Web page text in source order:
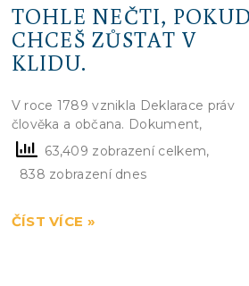
TOHLE NEČTI, POKUD
CHCEŠ ZŮSTAT V
KLIDU.
V roce 1789 vznikla Deklarace práv
člověka a občana. Dokument,
63,409 zobrazení celkem,
838 zobrazení dnes
ČÍST VÍCE »